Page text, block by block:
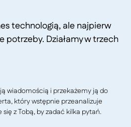
technologią, ale najpierw
potrzeby. Działamy w trzech
wiadomością i przekażemy ją do
który wstępnie przeanalizuje
z Tobą, by zadać kilka pytań.